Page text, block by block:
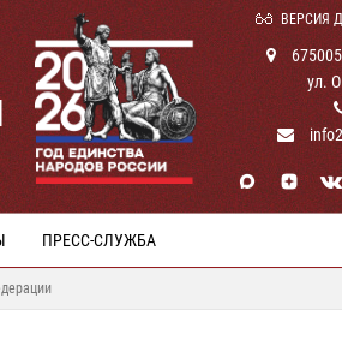
ВЕРСИЯ
ул.
ПРЕСС-СЛУЖБА